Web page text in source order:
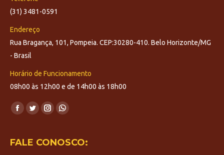
(31) 3481-0591
Endereço
Rua Bragança, 101, Pompeia. CEP:30280-410. Belo Horizonte/MG
- Brasil
Horário de Funcionamento
08h00 às 12h00 e de 14h00 às 18h00
Encontre-nos em:
Facebook
opens
Twitter
opens
Instagram
opens
Whatsapp
opens
FALE CONOSCO: